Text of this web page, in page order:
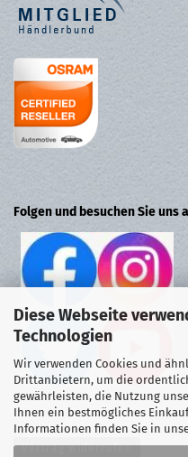
Diese Webseite
Technologien
Wir verwenden Cookies und
Drittanbietern, um die
gewährleisten, die Nutzung
Ihnen ein bestmögliches
Informationen finden Sie in
Folgen und besuchen Sie uns
Vertrag widerrufen